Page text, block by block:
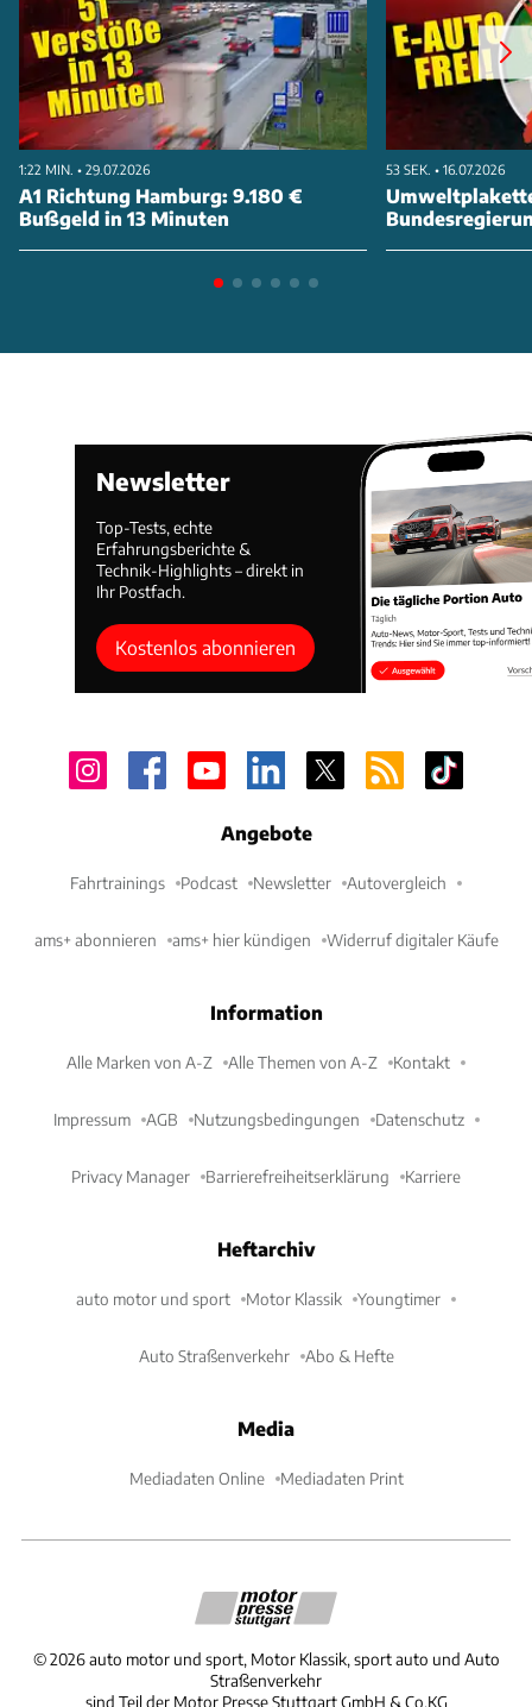
1:22 MIN. • 29.07.2026
A1 Richtung Hamburg: 9.180 €
Bußgeld in 13 Minuten
53 SEK. • 16.07.2026
Newsletter
Top-Tests, echte
Erfahrungsberichte &
Technik-Highlights – direkt in
Ihr Postfach.
Kostenlos abonnieren
Angebote
Fahrtrainings Podcast Newsletter Autovergleich
ams+ abonnieren ams+ hier kündigen Widerruf digitaler Käufe
Information
Alle Marken von A-Z Alle Themen von A-Z Kontakt
Impressum AGB Nutzungsbedingungen Datenschutz
Privacy Manager Barrierefreiheitserklärung Karriere
Heftarchiv
auto motor und sport Motor Klassik Youngtimer
Auto Straßenverkehr Abo & Hefte
Media
Mediadaten Online Mediadaten Print
©2026 auto motor und sport, Motor Klassik, sport auto und Auto
Straßenverkehr
sind Teil der Motor Presse Stuttgart GmbH & Co.KG